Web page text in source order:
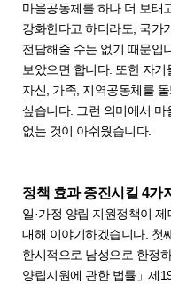
마을공동체를 하나 더 보태
강화한다고 하더라도, 국가
전담해줄 수는 없기 때문입
보았으면 합니다. 또한 자
자신, 가족, 지역공동체를
싶습니다. 그런 의미에서
없는 것이 아쉬웠습니다.
정책 효과 증진시킬 4가
일·가정 양립 지원정책이
대해 이야기하겠습니다. 첫
한시적으로 남성으로 한정
양립지원에 관한 법률」제